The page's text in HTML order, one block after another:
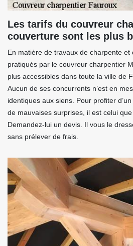
Les tarifs du couvreur
couverture sont les plus
En matière de travaux de charpente et
pratiqués par le couvreur charpentier
plus accessibles dans toute la ville de
Aucun de ses concurrents n’est en
identiques aux siens. Pour profiter
de mauvaises surprises, il est celui
Demandez-lui un devis. Il vous le
sans prélever de frais.